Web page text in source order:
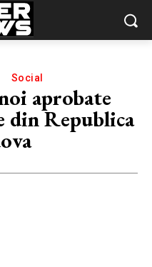
Social
aprobate
din Republica